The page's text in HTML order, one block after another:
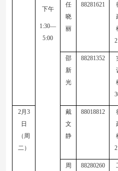
下午
1:30—
5:00
任
晓
丽
88281621
邵
新
光
88281352
2月 3
日
（周
二）
戴
文
静
88018812
周
88280260